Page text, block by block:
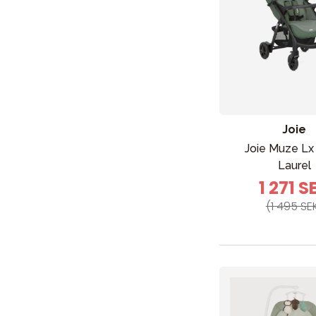
Joie
Joie Muze
Laurel
1 271
(1 495
Sol och